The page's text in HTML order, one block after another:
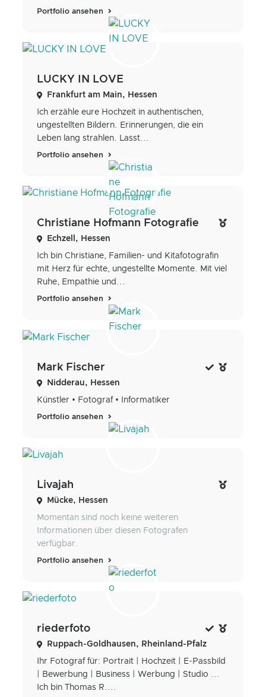
Portfolio ansehen
LUCKY IN LOVE
Frankfurt am Main, Hessen
Ich erzähle eure Hochzeit in authentischen,
ungestellten Bildern. Erinnerungen, die ein
Leben lang strahlen. Lasst...
Portfolio ansehen
Christiane Hofmann Fotografie
Echzell, Hessen
Ich bin Christiane, Familien- und Kitafotografin
mit Herz für echte, ungestellte Momente. Mit viel
Ruhe, Empathie und...
Portfolio ansehen
Mark Fischer
Nidderau, Hessen
Künstler • Fotograf • Informatiker
Portfolio ansehen
Livajah
Mücke, Hessen
Momentan sind noch keine weiteren
Informationen über diesen Fotografen
verfügbar.
Portfolio ansehen
riederfoto
Ruppach-Goldhausen, Rheinland-Pfalz
Ihr Fotograf für: Portrait | Hochzeit | E-Passbild
| Bewerbung | Business | Werbung | Studio ...
Ich bin Thomas R....